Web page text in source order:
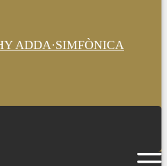
ADDA·SIMFÒNICA